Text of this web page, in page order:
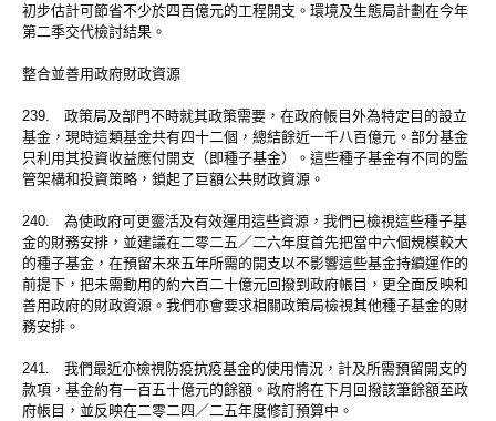
初步估計可節省不少於四百億元的工程開支。環境及生態局計劃在今年
第二季交代檢討結果。
整合並善用政府財政資源
239. 政策局及部門不時就其政策需要，在政府帳目外為特定目的設立
基金，現時這類基金共有四十二個，總結餘近一千八百億元。部分基金
只利用其投資收益應付開支（即種子基金）。這些種子基金有不同的監
管架構和投資策略，鎖起了巨額公共財政資源。
240. 為使政府可更靈活及有效運用這些資源，我們已檢視這些種子基
金的財務安排，並建議在二零二五／二六年度首先把當中六個規模較大
的種子基金，在預留未來五年所需的開支以不影響這些基金持續運作的
前提下，把未需動用的約六百二十億元回撥到政府帳目，更全面反映和
善用政府的財政資源。我們亦會要求相關政策局檢視其他種子基金的財
務安排。
241. 我們最近亦檢視防疫抗疫基金的使用情況，計及所需預留開支的
款項，基金約有一百五十億元的餘額。政府將在下月回撥該筆餘額至政
府帳目，並反映在二零二四／二五年度修訂預算中。